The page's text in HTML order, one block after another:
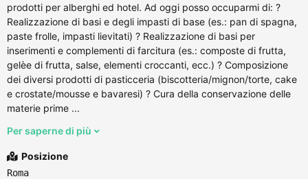
prodotti per alberghi ed hotel. Ad oggi posso occuparmi di: ?
Realizzazione di basi e degli impasti di base (es.: pan di spagna,
paste frolle, impasti lievitati) ? Realizzazione di basi per
inserimenti e complementi di farcitura (es.: composte di frutta,
gelèe di frutta, salse, elementi croccanti, ecc.) ? Composizione
dei diversi prodotti di pasticceria (biscotteria/mignon/torte, cake
e crostate/mousse e bavaresi) ? Cura della conservazione delle
materie prime ...
Per saperne di più
Posizione
Roma